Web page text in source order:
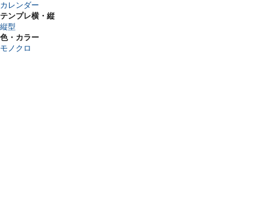
カレンダー
テンプレ横・縦
縦型
色・カラー
モノクロ